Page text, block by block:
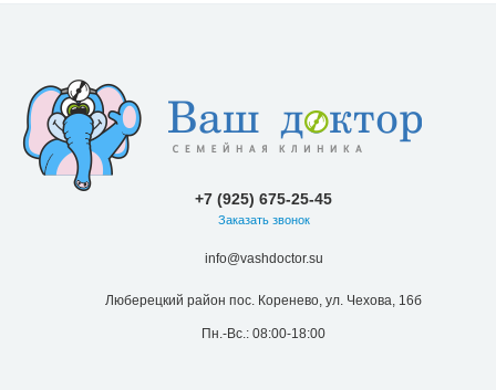
+7 (925) 675-25-45
Заказать звонок
info@vashdoctor.su
Люберецкий район пос. Коренево, ул. Чехова, 16б
Пн.-Вс.: 08:00-18:00